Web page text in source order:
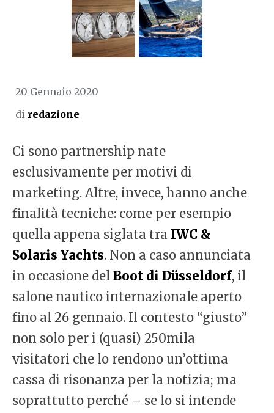
20 Gennaio 2020
di redazione
Ci sono partnership nate
esclusivamente per motivi di
marketing. Altre, invece, hanno anche
finalità tecniche: come per esempio
quella appena siglata tra IWC &
Solaris Yachts. Non a caso annunciata
in occasione del Boot di Düsseldorf, il
salone nautico internazionale aperto
fino al 26 gennaio. Il contesto “giusto”
non solo per i (quasi) 250mila
visitatori che lo rendono un’ottima
cassa di risonanza per la notizia; ma
soprattutto perché – se lo si intende